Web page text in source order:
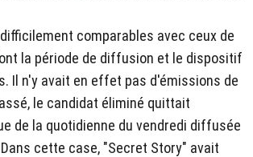
comparables avec ceux de
la période de diffusion et le dispositif
Il n'y avait en effet pas d'émissions de
le candidat éliminé quittait
de la quotidienne du vendredi diffusée
cette case, "Secret Story" avait